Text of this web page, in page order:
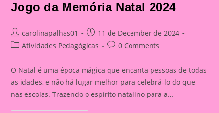
Jogo da Memória Natal 2024
Post
author:
carolinapalhas01
Post
published:
11 de December de 2024
PostAtividades Pedagógicas
Post0 Comments
O Natal é uma época mágica que encanta pessoas de todas
as idades, e não há lugar melhor para celebrá-lo do que
nas escolas. Trazendo o espírito natalino para a…